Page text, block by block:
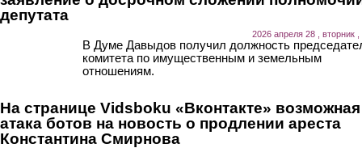
депутата
2026 апреля 28 , вторник ,
В Думе Давыдов получил должность
комитета по имущественным и земельным
отношениям.
На странице Vidsboku «Вконтакте» возможная
атака ботов на новость о продлении ареста
Константина Смирнова